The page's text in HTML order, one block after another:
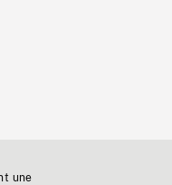
une